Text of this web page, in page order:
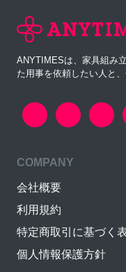
ANYTIMESは、家具組み
た用事を依頼したい人と
COMPANY
会社概要
利用規約
特定商取引に基づく
個人情報保護方針